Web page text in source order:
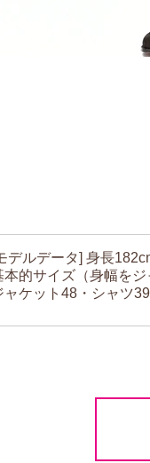
デルデータ] 身長
本的サイズ（身幅をジ
ャケット48・シャツ